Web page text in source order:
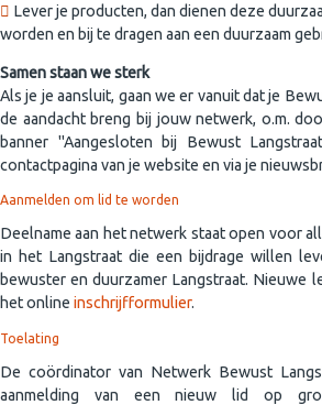
Lever je producten, dan dienen deze
worden en bij te dragen aan een duurzaam
Samen staan we sterk
Als je je aansluit, gaan we er vanuit dat je
de aandacht breng bij jouw netwerk, o.m.
banner "Aangesloten bij Bewust
contactpagina van je website en via je
Aanmelden om lid te worden
Deelname aan het netwerk staat open voor
in het Langstraat die een bijdrage willen
bewuster en duurzamer Langstraat. Nieuwe
het online inschrijfformulier.
Toelating
De coördinator van Netwerk Bewust
aanmelding van een nieuw lid op